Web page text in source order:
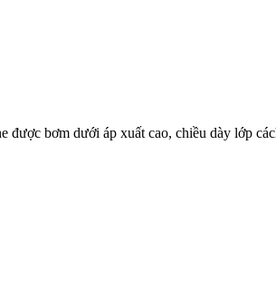
bơm dưới áp xuất cao, chiều dày lớp